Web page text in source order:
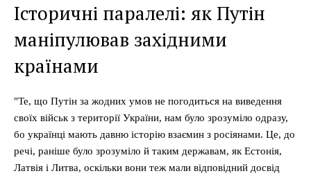
Історичні паралелі: як Путін
маніпулював західними
країнами
"Те, що Путін за жодних умов не погодиться на виведення
своїх військ з території України, нам було зрозуміло одразу,
бо українці мають давню історію взаємин з росіянами. Це, до
речі, раніше було зрозуміло й таким державам, як Естонія,
Латвія і Литва, оскільки вони теж мали відповідний досвід